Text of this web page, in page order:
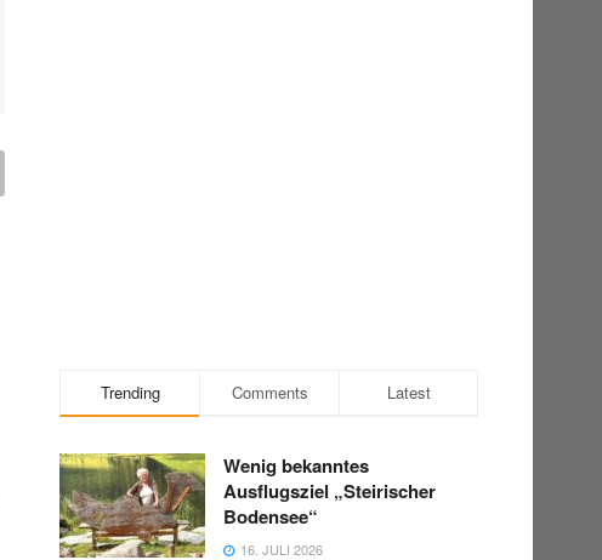
Trending Comments Latest
Wenig bekanntes
Ausflugsziel „Steirischer
Bodensee“
16. JULI 2026